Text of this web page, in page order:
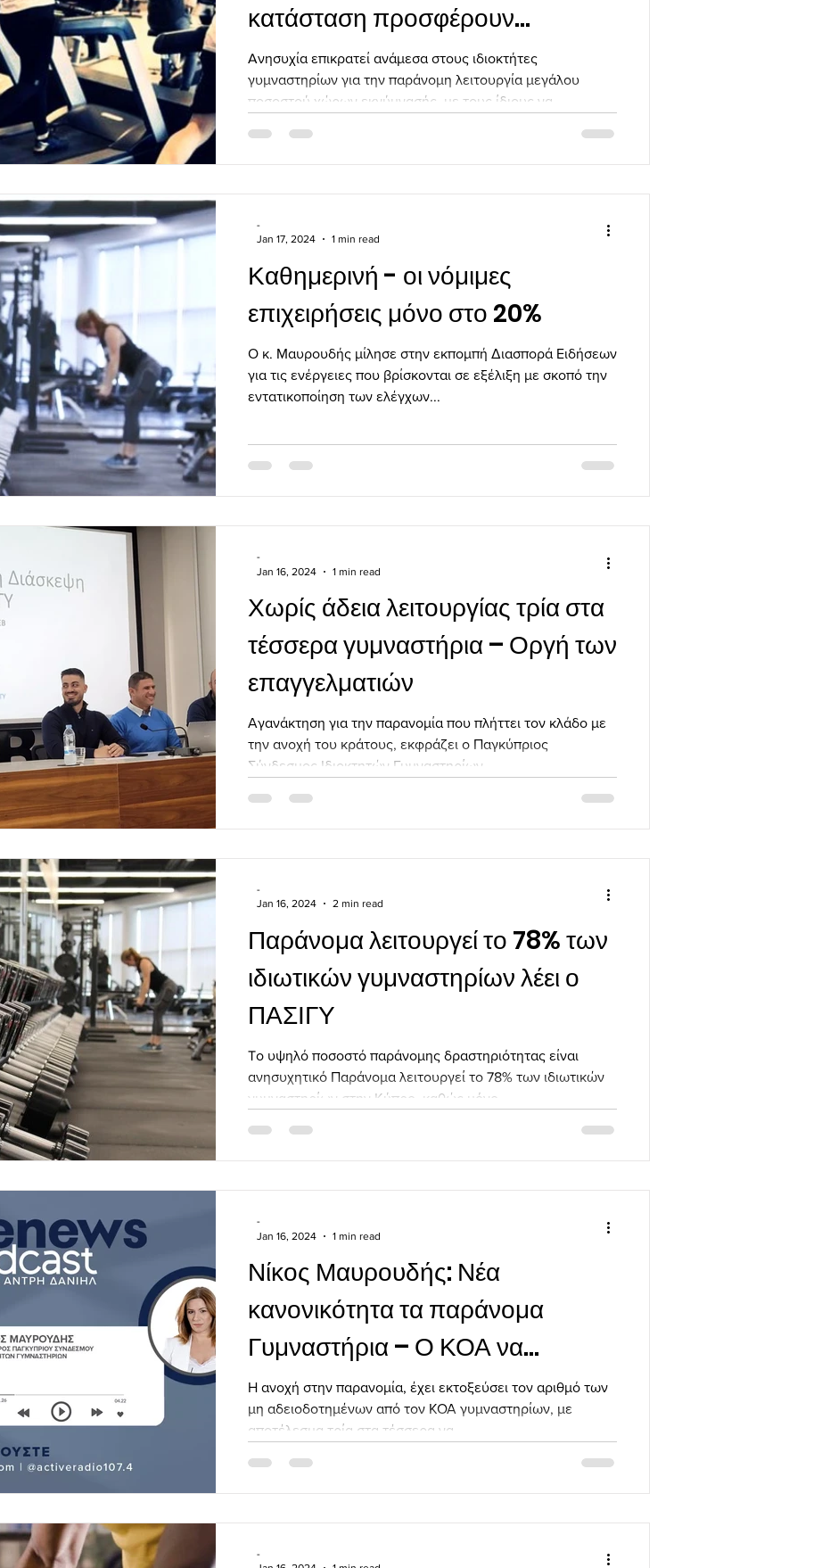
κατάσταση προσφέρουν
ελκυστικές τιμές»
Aνησυχία επικρατεί ανάμεσα στους ιδιοκτήτες
γυμναστηρίων για την παράνομη λειτουργία μεγάλου
ποσοστού χώρων εκγύμνασής, με τους ίδιους να...
Καθημερινή - οι νόμιμες
επιχειρήσεις μόνο στο 20%
Ο κ. Μαυρουδής μίλησε στην εκπομπή Διασπορά Ειδήσεων
για τις ενέργειες που βρίσκονται σε εξέλιξη με σκοπό την
εντατικοποίηση των ελέγχων...
-
Jan 17, 2024
1 min read
Χωρίς άδεια λειτουργίας τρία στα
τέσσερα γυμναστήρια – Οργή των
επαγγελματιών
Αγανάκτηση για την παρανομία που πλήττει τον κλάδο με
την ανοχή του κράτους, εκφράζει ο Παγκύπριος
Σύνδεσμος Ιδιοκτητών Γυμναστηρίων...
-
Jan 16, 2024
1 min read
Παράνομα λειτουργεί το 78% των
ιδιωτικών γυμναστηρίων λέει ο
ΠΑΣΙΓΥ
Tο υψηλό ποσοστό παράνομης δραστηριότητας είναι
ανησυχητικό Παράνομα λειτουργεί το 78% των ιδιωτικών
γυμναστηρίων στην Κύπρο, καθώς μόνο...
-
Jan 16, 2024
2 min read
Νίκος Μαυρουδής: Νέα
κανονικότητα τα παράνομα
Γυμναστήρια – Ο ΚΟΑ να
εφαρμόσει το νόμο
Η ανοχή στην παρανομία, έχει εκτοξεύσει τον αριθμό των
μη αδειοδοτημένων από τον ΚΟΑ γυμναστηρίων, με
αποτέλεσμα τρία στα τέσσερα να...
-
Jan 16, 2024
1 min read
-